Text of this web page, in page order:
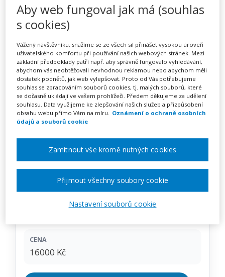
Chůva pro děti v dětské
skupině 69-073-M
(kombinovaný, akreditovaný)
– PRÁZDNINOVÝ KURZ
PLZEŇ
TERMÍN
13. 07. 2026 - 20. 09. 2026
CENA
16000 Kč
Aby web fungoval jak má (souhlas
s cookies)
Vážený návštěvníku, snažíme se ze všech sil přinášet vysokou úroveň
uživatelského komfortu při používání našich webových stránek. Mezi
základní předpoklady patří např. aby správně fungovalo vyhledávání,
abychom vás neobtěžovali nevhodnou reklamou nebo abychom měli
dostatek podnětů, jak web vylepšovat. Proto od Vás potřebujeme
souhlas se zpracováním souborů cookies, tj. malých souborů, které
se dočasně ukládají ve vašem prohlížeči. Předem děkujeme za udělení
souhlasu. Data využijeme ke zlepšování našich služeb a přizpůsobení
obsahu webu přímo Vám na míru.
Oznámení o ochraně osobních
údajů a souborů cookie
Nastavení souborů cookie
Zamítnout vše kromě nutných cookies
Přijmout všechny soubory cookie